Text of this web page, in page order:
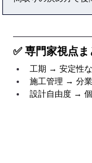
✅ 専門家視点ま
工期 → 安定性
施工管理 → 分
設計自由度 →